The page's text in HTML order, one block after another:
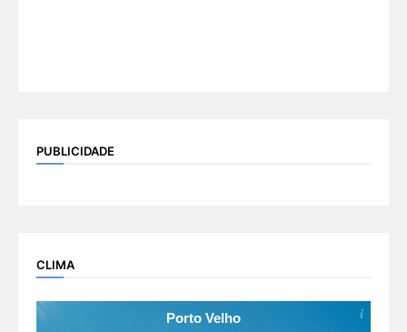
PUBLICIDADE
CLIMA
Porto Velho